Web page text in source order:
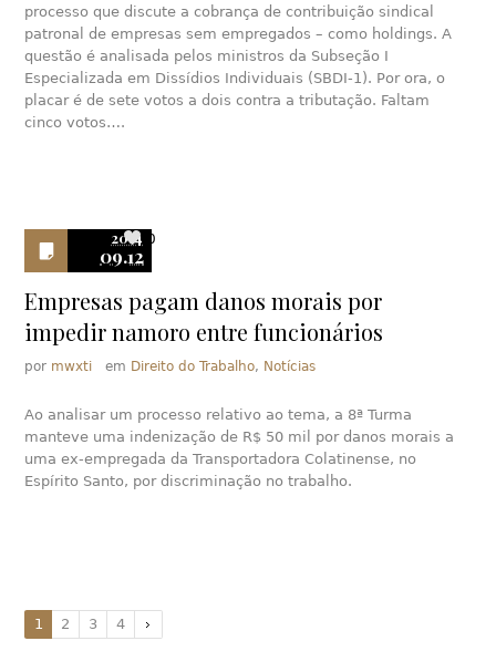
processo que discute a cobrança de contribuição sindical
patronal de empresas sem empregados – como holdings. A
questão é analisada pelos ministros da Subseção I
Especializada em Dissídios Individuais (SBDI-1). Por ora, o
placar é de sete votos a dois contra a tributação. Faltam
cinco votos….
2014
09.12
0
Empresas pagam danos morais por
impedir namoro entre funcionários
por mwxti em Direito do Trabalho, Notícias
Ao analisar um processo relativo ao tema, a 8ª Turma
manteve uma indenização de R$ 50 mil por danos morais a
uma ex-empregada da Transportadora Colatinense, no
Espírito Santo, por discriminação no trabalho.
1 2 3 4